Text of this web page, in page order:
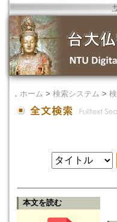
． ホーム > 検索システム >
本文を読む